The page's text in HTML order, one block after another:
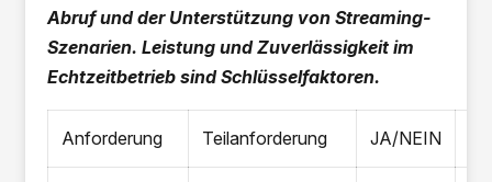
Abruf und der Unterstützung von Streaming-
Szenarien. Leistung und Zuverlässigkeit im
Echtzeitbetrieb sind Schlüsselfaktoren.
Anforderung Teilanforderung JA/NEIN